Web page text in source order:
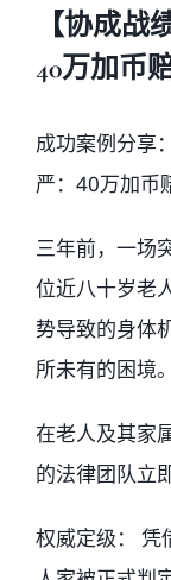
【协成战
40万加币
成功案例分享
严：40万加币
三年前，一场
位近八十岁老
势导致的身体
所未有的困境。
在老人及其家
的法律团队立
权威定级： 凭